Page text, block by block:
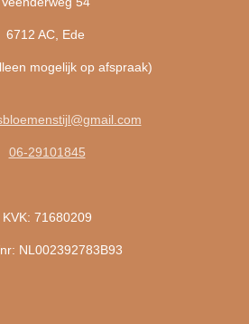
6712 AC, Ede
mogelijk op afspraak)
06-29101845
KVK: 71680209
NL002392783B93